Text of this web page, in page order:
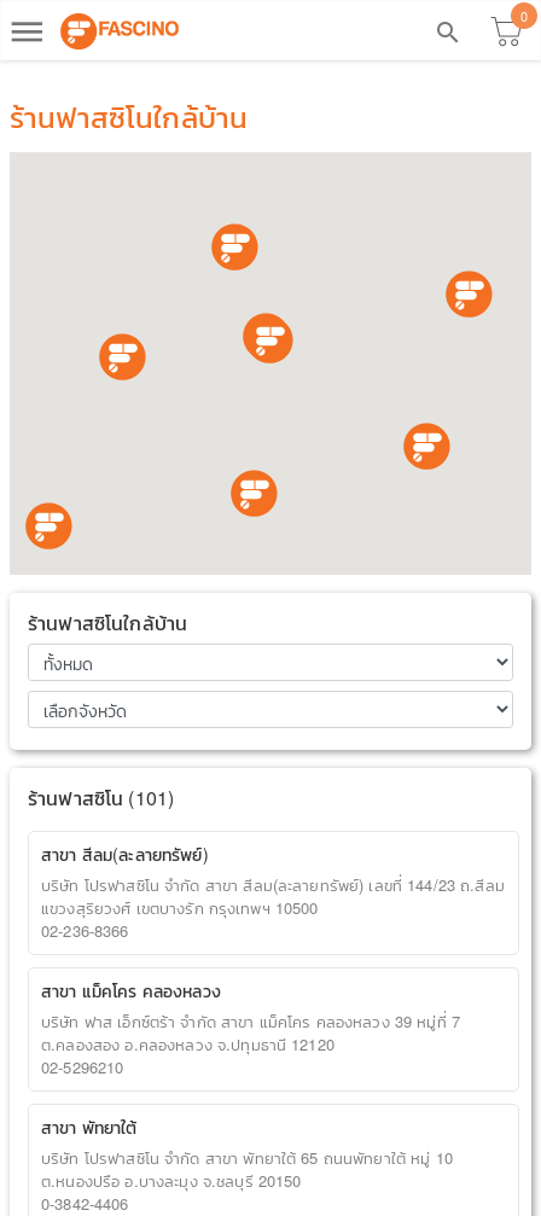
dehaze search
0
ร้านฟาสซิโนใกล้บ้าน
ร้านฟาสซิโนใกล้บ้าน
ร้านฟาสซิโน (101)
สาขา สีลม(ละลายทรัพย์)
บริษัท โปรฟาสซิโน จำกัด สาขา สีลม(ละลายทรัพย์) เลขที่ 144/23 ถ.สีลม
แขวงสุริยวงศ์ เขตบางรัก กรุงเทพฯ 10500
02-236-8366
สาขา แม็คโคร คลองหลวง
บริษัท ฟาส เอ็กซ์ตร้า จำกัด สาขา แม็คโคร คลองหลวง 39 หมู่ที่ 7
ต.คลองสอง อ.คลองหลวง จ.ปทุมธานี 12120
02-5296210
สาขา พัทยาใต้
บริษัท โปรฟาสซิโน จำกัด สาขา พัทยาใต้ 65 ถนนพัทยาใต้ หมู่ 10
ต.หนองปรือ อ.บางละมุง จ.ชลบุรี 20150
0-3842-4406